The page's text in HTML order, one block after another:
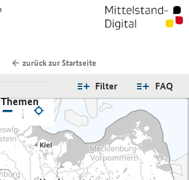
zurück zur Startseite
FAQ
Filter
Themen
−